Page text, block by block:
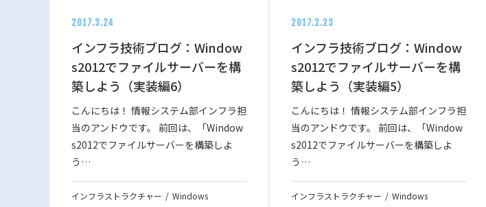
2017.3.24
インフラ技術ブログ：Window
s2012でファイルサーバーを構
築しよう（実装編6）
こんにちは！ 情報システム部インフラ担
当のアンドウです。 前回は、「Window
s2012でファイルサーバーを構築しよ
う…
インフラストラクチャー Windows
2017.2.23
インフラ技術ブログ：Window
s2012でファイルサーバーを構
築しよう（実装編5）
こんにちは！ 情報システム部インフラ担
当のアンドウです。 前回は、「Window
s2012でファイルサーバーを構築しよ
う…
インフラストラクチャー Windows